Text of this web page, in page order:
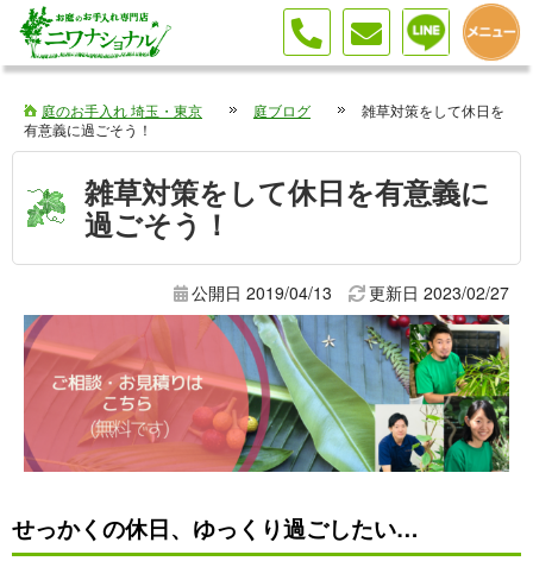
庭のお手入れ 埼玉・東京 庭ブログ
雑草対策をして休日を
有意義に過ごそう！
雑草対策をして休日を有意義に
過ごそう！
公開日 2019/04/13 更新日 2023/02/27
せっかくの休日、ゆっくり過ごしたい…